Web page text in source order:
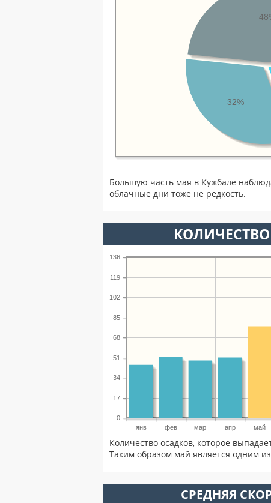
32%
Большую часть мая в Кужбале
облачные дни тоже не редкость.
янв фев мар апр май
0
17
34
51
68
85
102
119
136
Количество осадков, которое
Таким образом май является одним
СРЕДНЯЯ